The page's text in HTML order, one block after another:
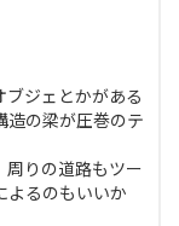
ジェとかがある
造の梁が圧巻のテ
りの道路もツー
よるのもいいか